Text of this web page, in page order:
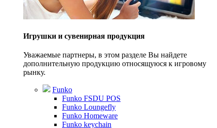
Игрушки и сувенирная продукция
Уважаемые партнеры, в этом разделе Вы найдете
дополнительную продукцию относящуюся к игровому
рынку.
Funko
Funko FSDU POS
Funko Loungefly
Funko Homeware
Funko keychain